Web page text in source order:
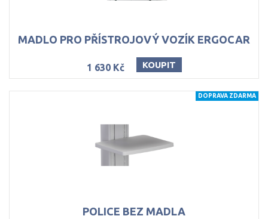
MADLO PRO PŘÍSTROJOVÝ VOZÍK ERGOCAR
1 630 Kč KOUPIT
POLICE BEZ MADLA
DOPRAVA ZDARMA